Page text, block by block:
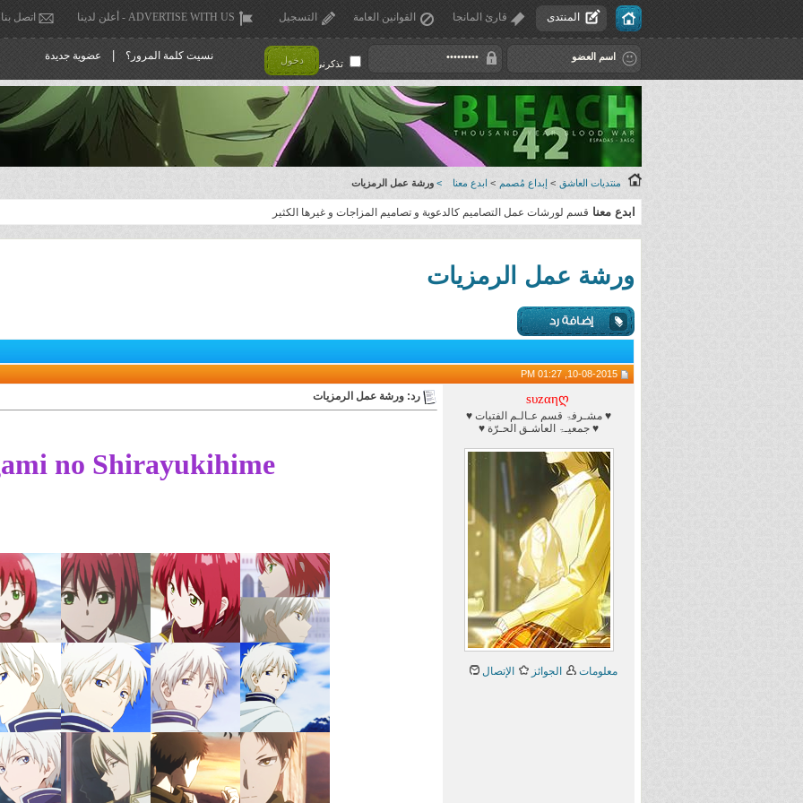
المنتدى قارئ المانجا القوانين العامة التسجيل ADVERTISE WITH US - أعلن لدينا اتصل بنا
تذكرني ! دخول نسيت كلمة المرور؟ عضوية جديدة
منتديات العاشق > إبداع مُصمم > ابدع معنا > ورشة عمل الرمزيات
ابدع معنا قسم لورشات عمل التصاميم كالدعوية و تصاميم المزاجات و غيرها الكثير
ورشة عمل الرمزيات
sυzαηღ
♥ مشـرفۃ قسم عـالـم الفتيات ♥
♥ جمعيـۃ العاشـق الحـرّة ♥
معلومات الجوائز الإتصال
رد: ورشة عمل الرمزيات
no Shirayukihime